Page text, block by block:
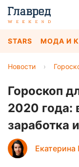
STARS МОДА И
Новости ›
Гороскоп
2020 года:
заработка